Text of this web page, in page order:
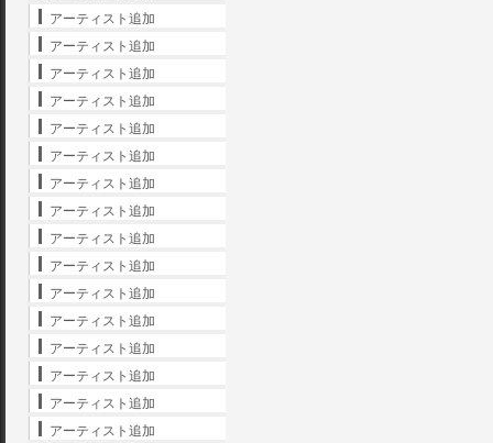
アーティスト追加
アーティスト追加
アーティスト追加
アーティスト追加
アーティスト追加
アーティスト追加
アーティスト追加
アーティスト追加
アーティスト追加
アーティスト追加
アーティスト追加
アーティスト追加
アーティスト追加
アーティスト追加
アーティスト追加
アーティスト追加